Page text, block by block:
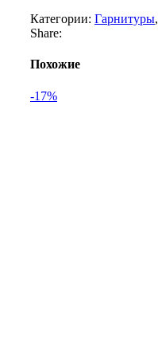
Категории: Гарнитуры,
Share:
Похожие
-17%